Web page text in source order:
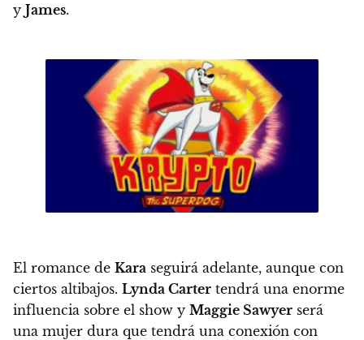
y James.
El romance de Kara seguirá adelante, aunque con
ciertos altibajos. Lynda Carter tendrá una enorme
influencia sobre el show y Maggie Sawyer será
una mujer dura que tendrá una conexión con